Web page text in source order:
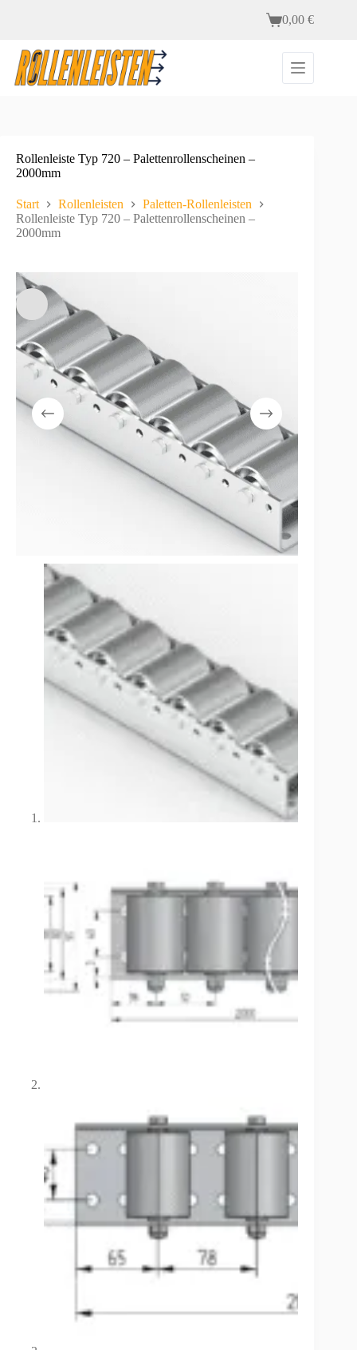
Warenkorb
0,00€
Rollenleiste Typ 720 – Palettenrollenscheinen –
2000mm
Start Rollenleisten
Paletten-Rollenleisten
Rollenleiste Typ 720 – Palettenrollenscheinen –
2000mm